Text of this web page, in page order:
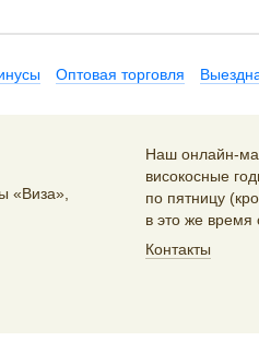
Оптовая торговля
«Виза»,
Наш онлайн-
високосные
по пятницу
в это же время
Контакты